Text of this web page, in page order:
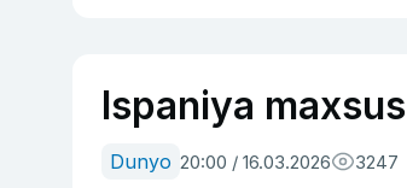
Ispaniya
Dunyo 20:00 / 16.03.2026 3247